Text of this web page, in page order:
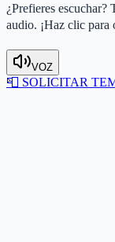
¿Prefieres escuchar?
audio. ¡Haz clic
VOZ
📮 SOLICITAR